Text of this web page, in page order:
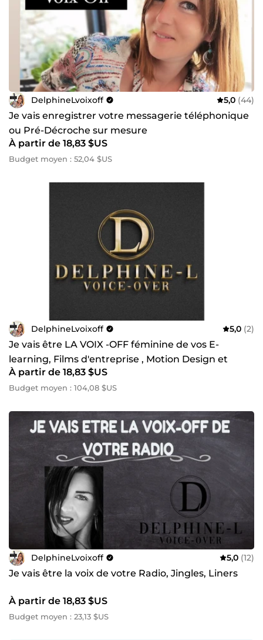
DelphineLvoixoff 5,0 (44)
Je vais enregistrer votre messagerie téléphonique
ou Pré-Décroche sur mesure
À partir de 18,83 $US
Budget moyen : 52,04 $US
DelphineLvoixoff 5,0 (2)
Je vais être LA VOIX -OFF féminine de vos E-
learning, Films d'entreprise , Motion Design et
Corporatee
À partir de 18,83 $US
Budget moyen : 104,08 $US
DelphineLvoixoff 5,0 (12)
Je vais être la voix de votre Radio, Jingles, Liners
À partir de 18,83 $US
Budget moyen : 23,13 $US